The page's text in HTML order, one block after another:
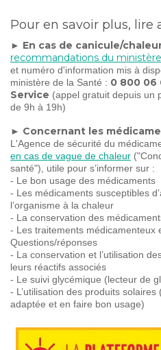
Pour en savoir plus, lire
► En cas de canicule/
recommandations du
et numéro d'information mis à
ministère de la Santé : 0 800 06
Service (appel gratuit depuis un
de 9h à 19h)
► Concernant les
L'Agence de sécurité du
en cas de vague de chaleur
santé"), utile pour s’informer sur :
- Le bon usage des médicaments
- Les médicaments susceptibles
l’organisme à la chaleur
- La conservation des
- Les traitements médicamenteux
Questions/réponses
- La conservation et l’utilisation
leurs réactifs associés
- Le suivi glycémique (lecteur de
- L’utilisation des produits
adaptée et en faire bon usage)